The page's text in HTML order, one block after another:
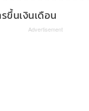
ขึ้นเงินเดือน
Advertisement